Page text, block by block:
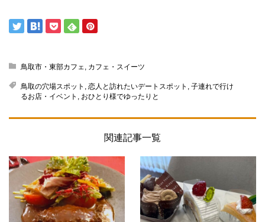
鳥取市・東部カフェ, カフェ・スイーツ
鳥取の穴場スポット , 恋人と訪れたいデートスポット , 子連れで行け
るお店・イベント , おひとり様でゆったりと
関連記事一覧